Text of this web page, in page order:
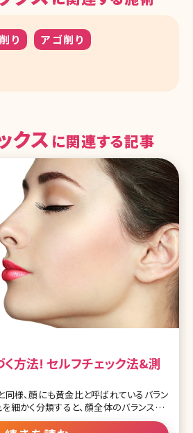
り
アゴ削り
クス に関連する記事
方法! セルフチェック法&測
様、顔にも黄金比と呼ばれているバラン
細かく分類すると、顔全体のバランス、パ
ーツの大きさということになります。それで